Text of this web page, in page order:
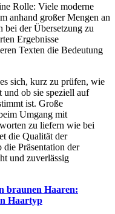
Rolle: Viele moderne
anhand großer Mengen an
bei der Übersetzung zu
Ergebnisse
Texten die Bedeutung
sich, kurz zu prüfen, wie
und ob sie speziell auf
ist. Große
Umgang mit
zu liefern wie bei
die Qualität der
Präsentation der
und zuverlässig
braunen Haaren:
Haartyp